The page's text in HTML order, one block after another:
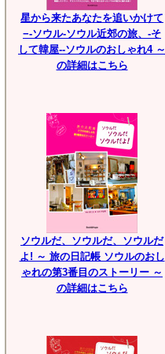
星から来たあなたを追いかけて
−-ソウル-ソウル近郊の旅、-そ
して韓屋--ソウルのおしゃれ4 ～
の詳細はこちら
ソウルだ、ソウルだ、ソウルだ
よ! ～ 旅の日記帳 ソウルのおし
ゃれの第3番目のストーリー ～
の詳細はこちら